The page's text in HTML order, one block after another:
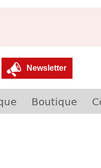
Newsletter
Boutique